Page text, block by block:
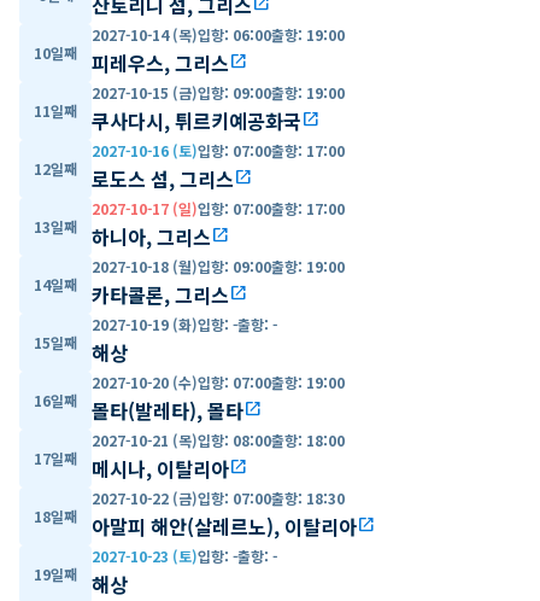
10일째
2027-10-14 (목)입항: 06:00출항: 19:00
피레우스, 그리스open_in_new
11일째
2027-10-15 (금)입항: 09:00출항: 19:00
쿠사다시, 튀르키예공화국open_in_new
12일째
2027-10-16 (토)입항: 07:00출항: 17:00
로도스 섬, 그리스open_in_new
13일째
2027-10-17 (일)입항: 07:00출항: 17:00
하니아, 그리스open_in_new
14일째
2027-10-18 (월)입항: 09:00출항: 19:00
카타콜론, 그리스open_in_new
15일째
2027-10-19 (화)입항: -출항: -
해상
16일째
2027-10-20 (수)입항: 07:00출항: 19:00
몰타(발레타), 몰타open_in_new
17일째
2027-10-21 (목)입항: 08:00출항: 18:00
메시나, 이탈리아open_in_new
18일째
2027-10-22 (금)입항: 07:00출항: 18:30
아말피 해안(살레르노), 이탈리아open_in_new
19일째
2027-10-23 (토)입항: -출항: -
해상